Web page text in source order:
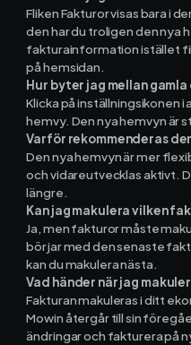
Fliken Fakturor visas bara i
den har du troligen den nya
fakturainformation istället
på hemsidan.
Hur byter jag mellan gamla
Klicka på inställningsikonen
hemvy. Den nya hemvyn är
Varför rekommenderas
Den nya hemvyn är mer
och vidareutvecklas aktivt.
längre.
Kan jag makulera vilken
Ja, men fakturor måste
börjar med den senaste
kan du makulera nästa.
Vad händer när jag
Fakturan makuleras i ditt
Mowin återgår till sin
ändringar och fakturera på